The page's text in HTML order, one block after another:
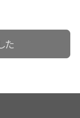
た